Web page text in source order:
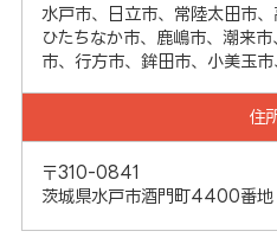
水戸市、日立市、常陸太田市、
ひたちなか市、鹿嶋市、潮来
市、行方市、鉾田市、小美玉
住
〒310-0841
茨城県水戸市酒門町4400番地